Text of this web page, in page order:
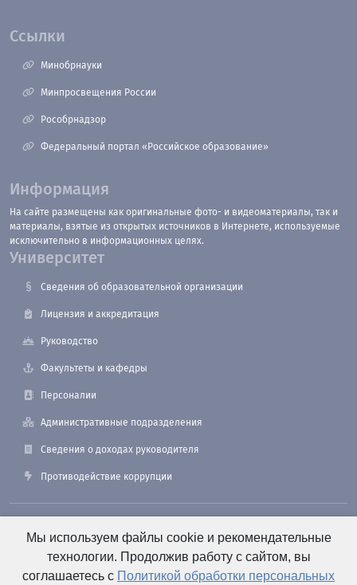
Ссылки
Минобрнауки
Минпросвещения России
Рособрнадзор
Федеральный портал «Российское образование»
Информация
На сайте размещены как оригинальные фото- и видеоматериалы, так и
материалы, взятые из открытых источников в Интернете, используемые
исключительно в информационных целях.
Университет
Сведения об образовательной организации
Лицензия и аккредитация
Руководство
Факультеты и кафедры
Персоналии
Административные подразделения
Сведения о доходах руководителя
Противодействие коррупции
190121, Санкт-Петербург, ул. Лоцманская, 3
Мы используем файлы cookie и рекомендательные
технологии. Продолжив работу с сайтом, вы
соглашаетесь с Политикой обработки персональных